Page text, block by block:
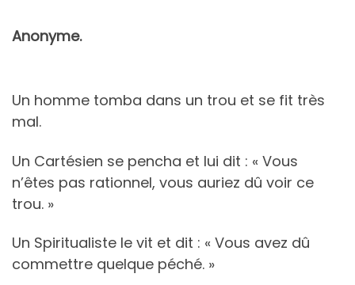
Anonyme.
Un homme tomba dans un trou et se fit très
mal.
Un Cartésien se pencha et lui dit : « Vous
n’êtes pas rationnel, vous auriez dû voir ce
trou. »
Un Spiritualiste le vit et dit : « Vous avez dû
commettre quelque péché. »